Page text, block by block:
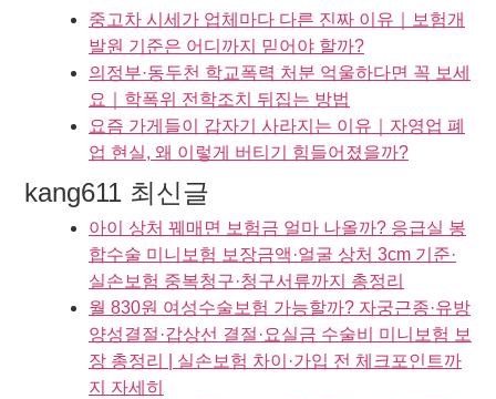
중고차 시세가 업체마다 다른 진짜 이유｜보험개
발원 기준은 어디까지 믿어야 할까?
의정부·동두천 학교폭력 처분 억울하다면 꼭 보세
요｜학폭위 전학조치 뒤집는 방법
요즘 가게들이 갑자기 사라지는 이유｜자영업 폐
업 현실, 왜 이렇게 버티기 힘들어졌을까?
kang611 최신글
아이 상처 꿰매면 보험금 얼마 나올까? 응급실 봉
합수술 미니보험 보장금액·얼굴 상처 3cm 기준·
실손보험 중복청구·청구서류까지 총정리
월 830원 여성수술보험 가능할까? 자궁근종·유방
양성결절·갑상선 결절·요실금 수술비 미니보험 보
장 총정리 | 실손보험 차이·가입 전 체크포인트까
지 자세히